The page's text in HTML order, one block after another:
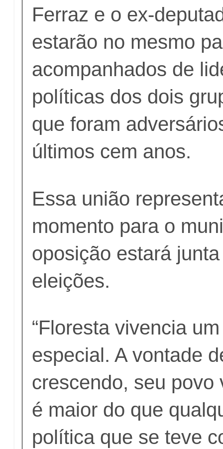
Ferraz e o ex-
estarão no mesmo
acompanhados de
políticas dos dois
que foram
últimos cem anos.
Essa união
momento para o
oposição estará
eleições.
“Floresta vivencia
especial. A vontade
crescendo, seu povo
é maior do que
política que se teve